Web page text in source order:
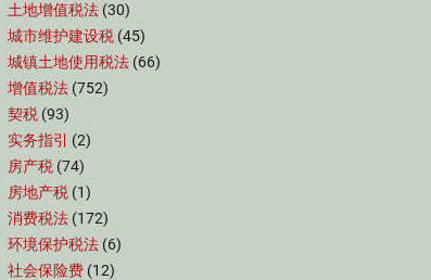
土地增值税法 (30)
城市维护建设税 (45)
城镇土地使用税法 (66)
增值税法 (752)
契税 (93)
实务指引
(2)
房产税 (74)
房地产税 (1)
消费税法 (172)
环境保护税法 (6)
社会保险费 (12)